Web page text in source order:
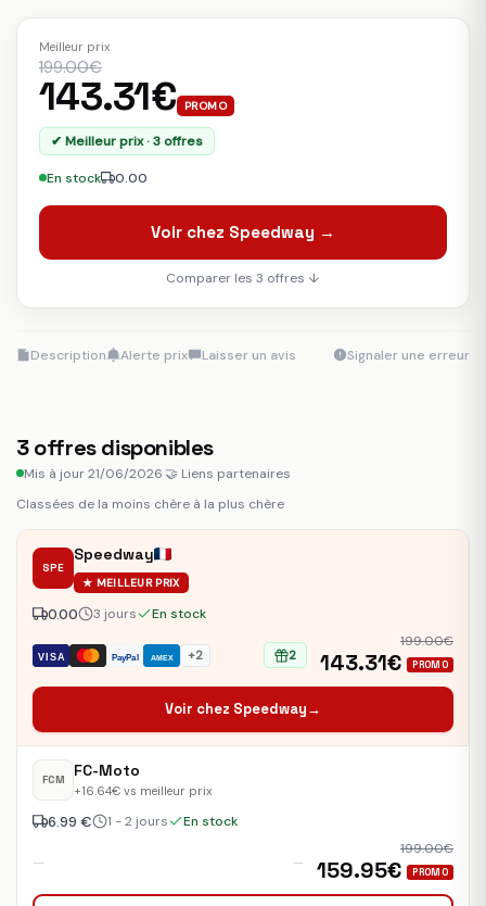
Meilleur prix
199.00€
143.31€ PROMO
✔ Meilleur prix · 3 offres
En stock 0.00
Voir chez Speedway →
Comparer les 3 offres ↓
Description Alerte prix Laisser un avis Signaler une erreur
3 offres disponibles
Mis à jour 21/06/2026🤝 Liens partenaires
Classées de la moins chère à la plus chère
SPE
Speedway
★ MEILLEUR PRIX
VISA PayPal AMEX +2
0.00 3 jours En stock
2
199.00€
143.31€ PROMO
Voir chez Speedway→
FCM FC-Moto
+16.64€ vs meilleur prix
—
6.99 € 1 - 2 jours En stock
—
199.00€
159.95€ PROMO